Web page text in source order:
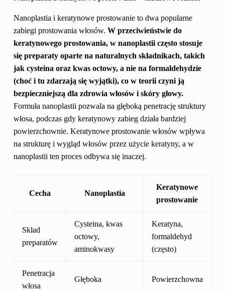
Nanoplastia i keratynowe prostowanie to dwa popularne
zabiegi prostowania włosów. W przeciwieństwie do
keratynowego prostowania, w nanoplastii często stosuje
się preparaty oparte na naturalnych składnikach, takich
jak cysteina oraz kwas octowy, a nie na formaldehydzie
(choć i tu zdarzają się wyjątki), co w teorii czyni ją
bezpieczniejszą dla zdrowia włosów i skóry głowy.
Formuła nanoplastii pozwala na głęboką penetrację struktury
włosa, podczas gdy keratynowy zabieg działa bardziej
powierzchownie. Keratynowe prostowanie włosów wpływa
na strukturę i wygląd włosów przez użycie keratyny, a w
nanoplastii ten proces odbywa się inaczej.
Cecha Nanoplastia
Keratynowe
prostowanie
Skład
preparatów
Cysteina, kwas
octowy,
aminokwasy
Keratyna,
formaldehyd
(często)
Penetracja
włosa
Głęboka Powierzchowna